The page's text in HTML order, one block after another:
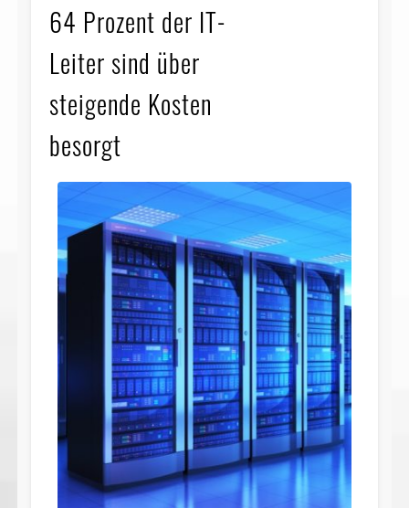
64 Prozent der IT-
Leiter sind über
steigende Kosten
besorgt